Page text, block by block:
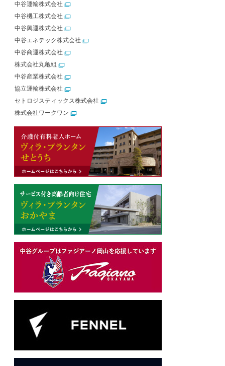
中谷運輸株式会社
中谷機工株式会社
中谷興運株式会社
中谷エネテック株式会社
中谷商運株式会社
株式会社丸亀組
中谷産業株式会社
協立運輸株式会社
セトロジスティックス株式会社
株式会社ワークワン